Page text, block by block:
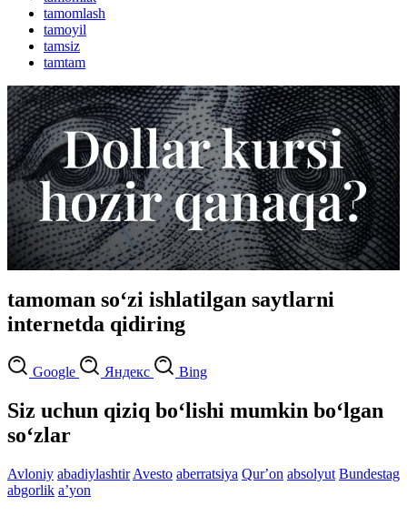
tamomlash
tamoyil
tamsiz
tamtam
tamoman so‘zi ishlatilgan saytlarni
internetda qidiring
Google Яндекс Bing
Siz uchun qiziq bo‘lishi mumkin bo‘lgan
so‘zlar
Avloniy abadiylashtir Avesto aberratsiya Qurʼon absolyut Bundestag
abgorlik aʼyon